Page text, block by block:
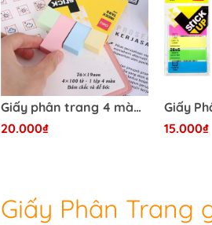
Giấy phân trang 4 màu - túi treo DELI EA11002
20.000₫
15.000₫
Giấy Phân Trang